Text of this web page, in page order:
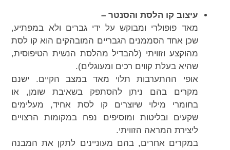
עיצוב קו הלסת והסנטר –
מאד פופולרי ומבוקש על ידי גברים ולא במפתיע,
שכן אחד הסממנים הגבריים המובהקים הוא קו לסת
מהוקצע וזוויתי (להבדיל מהלסת הנשית הטיפוסית,
שהיא בעלת קווים רכים ומעוגלים).
אופי ההתערבות תלוי מאד במצב הקיים. ישנם
מקרים בהם ניתן להסתפק בשאיבת שומן, או
בחומרי מילוי שיוצרים קו לסת אחיד, מעלימים
שקעים ובליטות ומוסיפים נפח במקומות הרצויים
ליצירת המראה הזוויתי.
במקרים אחרים, בהם מעוניינים לתקן את המבנה